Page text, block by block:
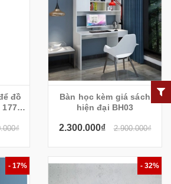
đồ
177
Bàn học kèm giá sách
hiện đại BH03
2.300.000₫ 2.900.000₫
- 17% - 32%